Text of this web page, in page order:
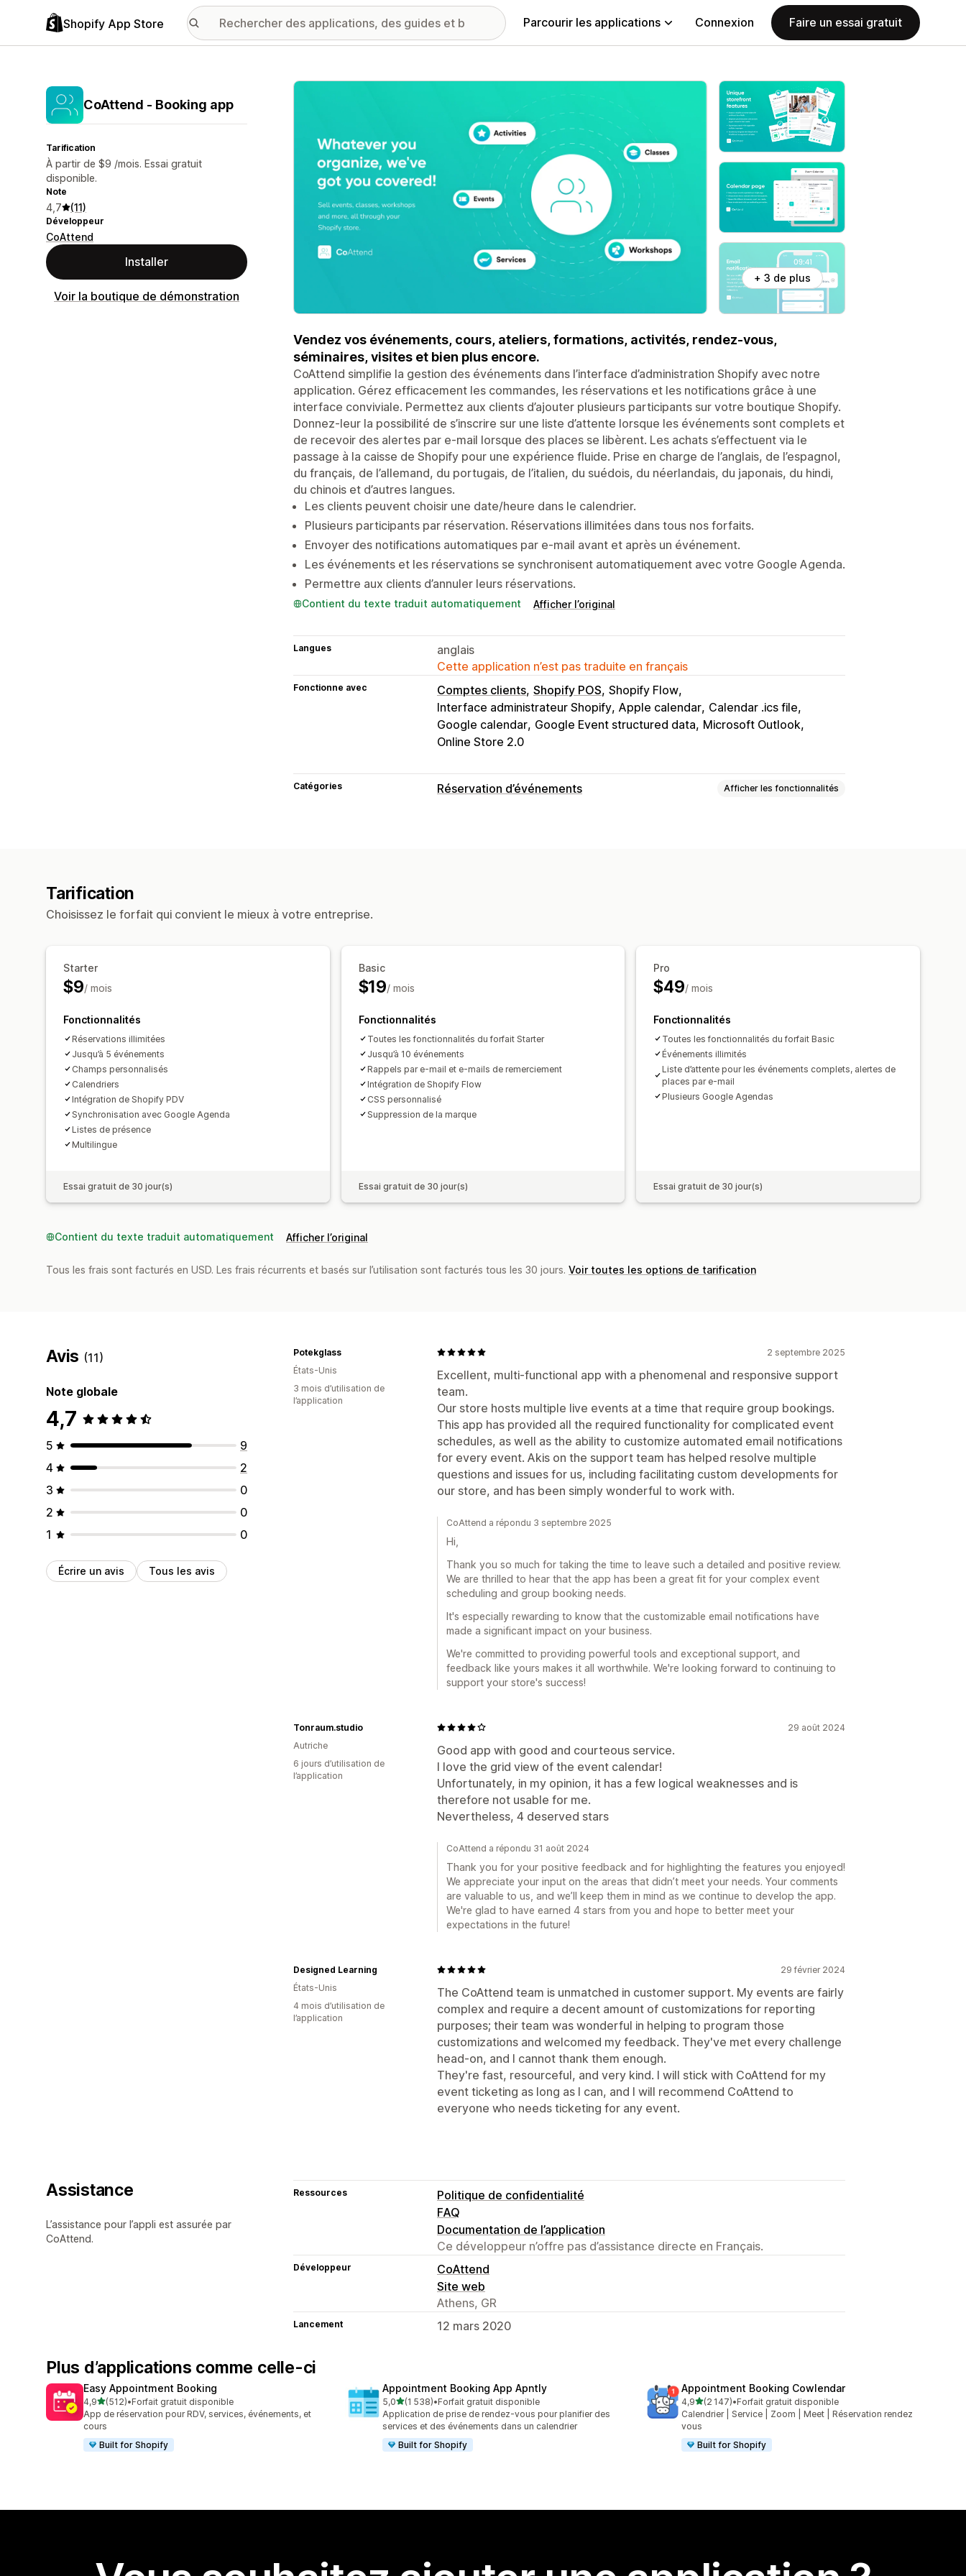
Shopify App Store Parcourir les applications Connexion Faire un essai gratuit
CoAttend ‑ Booking app
Tarification
À partir de $9 /mois. Essai gratuit
disponible.
Note
4,7 (11)
Développeur
CoAttend
Installer
Voir la boutique de démonstration
Galerie d’images vedette
+ 3 de plus
Vendez vos événements, cours, ateliers, formations, activités, rendez-vous,
séminaires, visites et bien plus encore.
CoAttend simplifie la gestion des événements dans l’interface d’administration Shopify avec notre
application. Gérez efficacement les commandes, les réservations et les notifications grâce à une
interface conviviale. Permettez aux clients d’ajouter plusieurs participants sur votre boutique Shopify.
Donnez-leur la possibilité de s’inscrire sur une liste d’attente lorsque les événements sont complets et
de recevoir des alertes par e-mail lorsque des places se libèrent. Les achats s’effectuent via le
passage à la caisse de Shopify pour une expérience fluide. Prise en charge de l’anglais, de l’espagnol,
du français, de l’allemand, du portugais, de l’italien, du suédois, du néerlandais, du japonais, du hindi,
du chinois et d’autres langues.
Les clients peuvent choisir une date/heure dans le calendrier.
Plusieurs participants par réservation. Réservations illimitées dans tous nos forfaits.
Envoyer des notifications automatiques par e-mail avant et après un événement.
Les événements et les réservations se synchronisent automatiquement avec votre Google Agenda.
Permettre aux clients d’annuler leurs réservations.
Contient du texte traduit automatiquement Afficher l’original
Langues
anglais
Cette application n’est pas traduite en français
Fonctionne avec Comptes clients Shopify POS Shopify Flow
Interface administrateur Shopify Apple calendar Calendar .ics file
Google calendar Google Event structured data Microsoft Outlook
Online Store 2.0
Catégories Réservation d’événements Afficher les fonctionnalités
Mises à jour en temps réel
Multi-sites
Widget de calendrier Formulaires personnalisés
Notifications personnalisées
Image de marque CSS personnalisées
Tarification
Choisissez le forfait qui convient le mieux à votre entreprise.
Starter
$9/ mois
Fonctionnalités
Réservations illimitées
Jusqu’à 5 événements
Champs personnalisés
Calendriers
Intégration de Shopify PDV
Synchronisation avec Google Agenda
Listes de présence
Multilingue
Essai gratuit de 30 jour(s)
Basic
$19/ mois
Fonctionnalités
Toutes les fonctionnalités du forfait Starter
Jusqu’à 10 événements
Rappels par e-mail et e-mails de remerciement
Intégration de Shopify Flow
CSS personnalisé
Suppression de la marque
Essai gratuit de 30 jour(s)
Pro
$49/ mois
Fonctionnalités
Toutes les fonctionnalités du forfait Basic
Événements illimités
Liste d’attente pour les événements complets, alertes de
places par e-mail
Plusieurs Google Agendas
Essai gratuit de 30 jour(s)
Contient du texte traduit automatiquement Afficher l’original
Tous les frais sont facturés en USD. Les frais récurrents et basés sur l’utilisation sont facturés tous les 30 jours. Voir toutes les options de tarification
Avis (11)
Note globale
4,7
5
9
4
2
3
0
2
0
1
0
Écrire un avis Tous les avis
2 septembre 2025
Excellent, multi-functional app with a phenomenal and responsive support
team.
Our store hosts multiple live events at a time that require group bookings.
This app has provided all the required functionality for complicated event
schedules, as well as the ability to customize automated email notifications
for every event. Akis on the support team has helped resolve multiple
questions and issues for us, including facilitating custom developments for
our store, and has been simply wonderful to work with.
Potekglass
États-Unis
3 mois d’utilisation de
l’application
CoAttend a répondu 3 septembre 2025
Hi,
Thank you so much for taking the time to leave such a detailed and positive review.
We are thrilled to hear that the app has been a great fit for your complex event
scheduling and group booking needs.
It's especially rewarding to know that the customizable email notifications have
made a significant impact on your business.
We're committed to providing powerful tools and exceptional support, and
feedback like yours makes it all worthwhile. We're looking forward to continuing to
support your store's success!
29 août 2024
Good app with good and courteous service.
I love the grid view of the event calendar!
Unfortunately, in my opinion, it has a few logical weaknesses and is
therefore not usable for me.
Nevertheless, 4 deserved stars
Tonraum.studio
Autriche
6 jours d’utilisation de
l’application
CoAttend a répondu 31 août 2024
Thank you for your positive feedback and for highlighting the features you enjoyed!
We appreciate your input on the areas that didn’t meet your needs. Your comments
are valuable to us, and we’ll keep them in mind as we continue to develop the app.
We're glad to have earned 4 stars from you and hope to better meet your
expectations in the future!
29 février 2024
The CoAttend team is unmatched in customer support. My events are fairly
complex and require a decent amount of customizations for reporting
purposes; their team was wonderful in helping to program those
customizations and welcomed my feedback. They've met every challenge
head-on, and I cannot thank them enough.
They're fast, resourceful, and very kind. I will stick with CoAttend for my
event ticketing as long as I can, and I will recommend CoAttend to
everyone who needs ticketing for any event.
Designed Learning
États-Unis
4 mois d’utilisation de
l’application
Assistance
L’assistance pour l’appli est assurée par
CoAttend.
Ressources
Politique de confidentialité
FAQ
Documentation de l’application
Ce développeur n’offre pas d’assistance directe en Français.
Développeur
CoAttend
Site web
Athens, GR
Lancement 12 mars 2020
Plus d’applications comme celle-ci
Easy Appointment Booking
4,9étoile(s) sur 5
(512)
512 avis au total
•Forfait gratuit disponible
App de réservation pour RDV, services, événements, et
cours
Built for Shopify
Appointment Booking App Apntly
5,0étoile(s) sur 5
(1 538)
1538 avis au total
•Forfait gratuit disponible
Application de prise de rendez-vous pour planifier des
services et des événements dans un calendrier
Built for Shopify
Appointment Booking Cowlendar
4,9étoile(s) sur 5
(2 147)
2147 avis au total
•Forfait gratuit disponible
Calendrier | Service | Zoom | Meet | Réservation rendez
vous
Built for Shopify